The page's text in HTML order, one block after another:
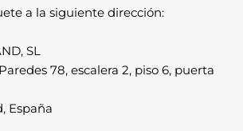
a la siguiente dirección:
SL
78, escalera 2, piso 6, puerta
España